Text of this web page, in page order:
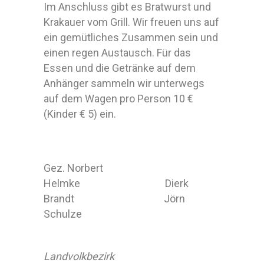
Im Anschluss gibt es Bratwurst und
Krakauer vom Grill. Wir freuen uns auf
ein gemütliches Zusammen sein und
einen regen Austausch. Für das
Essen und die Getränke auf dem
Anhänger sammeln wir unterwegs
auf dem Wagen pro Person 10 €
(Kinder € 5) ein.
Gez. Norbert
Helmke Dierk
Brandt Jörn
Schulze
Landvolkbezirk